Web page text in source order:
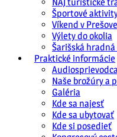
Športové
Víkend v Prešove
Výlety do okolia
Šarišská hradná
Praktické informácie
Audiosprievodca
Naše brožúry a
Galéria
Kde sa najesť
Kde sa ubytovať
Kde si posedieť